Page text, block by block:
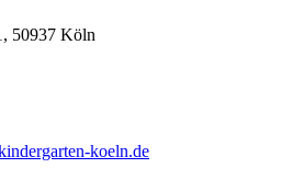
50937 Köln
koeln.de